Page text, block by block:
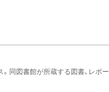
同図書館が所蔵する図書、レポー